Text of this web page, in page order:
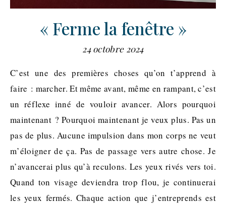
« Ferme la fenêtre »
24 octobre 2024
C’est une des premières choses qu’on t’apprend à
faire : marcher. Et même avant, même en rampant, c’est
un réflexe inné de vouloir avancer. Alors pourquoi
maintenant ? Pourquoi maintenant je veux plus. Pas un
pas de plus. Aucune impulsion dans mon corps ne veut
m’éloigner de ça. Pas de passage vers autre chose. Je
n’avancerai plus qu’à reculons. Les yeux rivés vers toi.
Quand ton visage deviendra trop flou, je continuerai
les yeux fermés. Chaque action que j’entreprends est